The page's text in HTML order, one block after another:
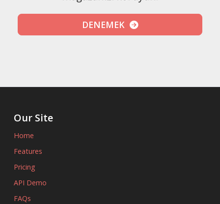
DENEMEK
Our Site
Home
Features
Pricing
API Demo
FAQs